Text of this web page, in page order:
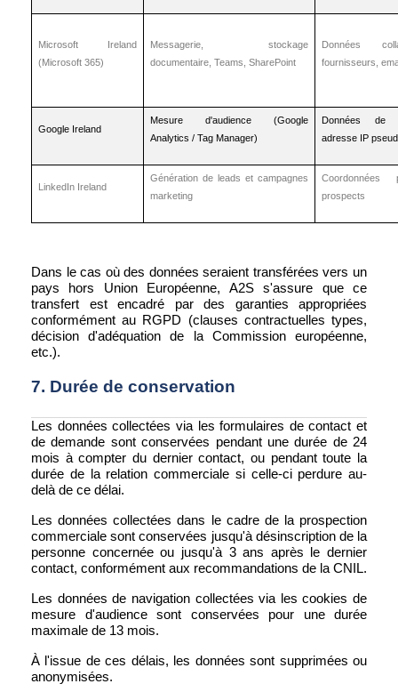
Microsoft Ireland
(Microsoft 365)
Messagerie, stockage
documentaire, Teams, SharePoint
Données
fournisseurs,
Google Ireland
Mesure d'audience (Google
Analytics / Tag Manager)
Données de
adresse IP
LinkedIn Ireland
Génération de leads et campagnes
marketing
Coordonnées
prospects
Dans le cas où des données seraient transférées vers un
pays hors Union Européenne, A2S s'assure que ce
transfert est encadré par des garanties appropriées
conformément au RGPD (clauses contractuelles types,
décision d'adéquation de la Commission européenne,
etc.).
7. Durée de conservation
Les données collectées via les formulaires de contact et
de demande sont conservées pendant une durée de 24
mois à compter du dernier contact, ou pendant toute la
durée de la relation commerciale si celle-ci perdure au-
delà de ce délai.
Les données collectées dans le cadre de la prospection
commerciale sont conservées jusqu'à désinscription de la
personne concernée ou jusqu'à 3 ans après le dernier
contact, conformément aux recommandations de la CNIL.
Les données de navigation collectées via les cookies de
mesure d'audience sont conservées pour une durée
maximale de 13 mois.
À l'issue de ces délais, les données sont supprimées ou
anonymisées.